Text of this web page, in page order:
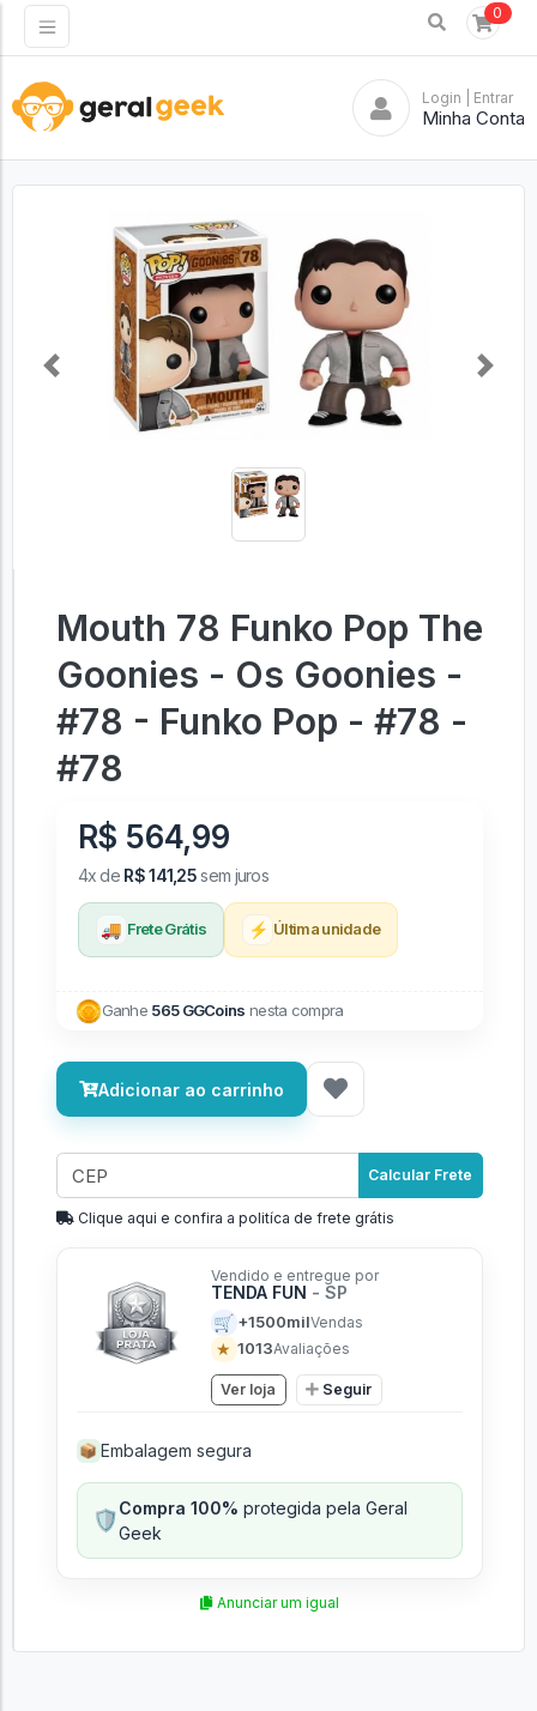
0
Login | Entrar
Minha Conta
Previous Next
Mouth 78 Funko Pop The
Goonies - Os Goonies -
#78 - Funko Pop - #78 -
#78
R$ 564,99
4x de R$ 141,25sem juros
🚚 Frete Grátis ⚡ Última unidade
Ganhe 565 GGCoins nesta compra
Adicionar ao carrinho
Calcular Frete
Clique aqui e confira a politíca de frete grátis
Vendido e entregue por
TENDA FUN - SP
🛒 +1500milVendas
★ 1013Avaliações
Ver loja Seguir
📦 Embalagem segura
🛡️Compra 100% protegida pela Geral
Geek
Anunciar um igual